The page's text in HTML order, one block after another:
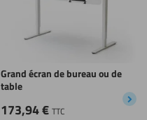
Grand écran de bureau ou de
table
173,94€ TTC